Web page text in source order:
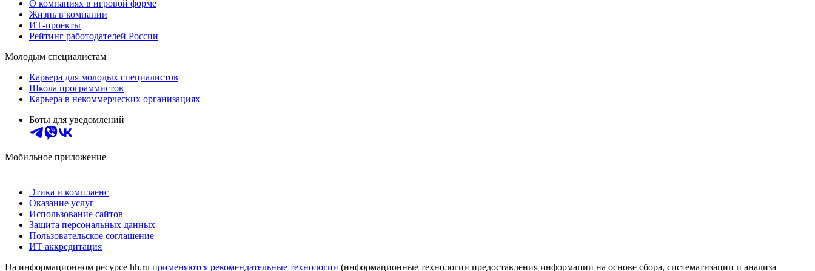
О компаниях в игровой форме
Жизнь в компании
ИТ-проекты
Рейтинг работодателей России
Молодым специалистам
Карьера для молодых специалистов
Школа программистов
Карьера в некоммерческих организациях
Боты для уведомлений
Мобильное приложение
Этика и комплаенс
Оказание услуг
Использование сайтов
Защита персональных данных
Пользовательское соглашение
ИТ аккредитация
На информационном ресурсе hh.ru применяются рекомендательные технологии (информационные технологии предоставления информации на основе сбора, систематизации и анализа